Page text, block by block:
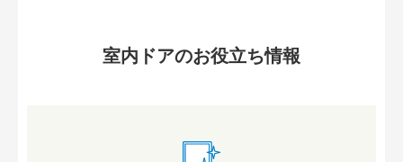
室内ドアのお役立ち情報